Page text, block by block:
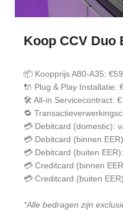
Koop CCV Duo
📦 Koopprijs A80-A35:
🔌 Plug & Play Installatie:
🛠️ All-in Servicecontract:
🔁
💳 Debitcard (domestic):
💳 Debitcard (binnen
💳 Debitcard (buiten
💳 Creditcard (binnen
💳 Creditcard (buiten
*Alle bedragen zijn